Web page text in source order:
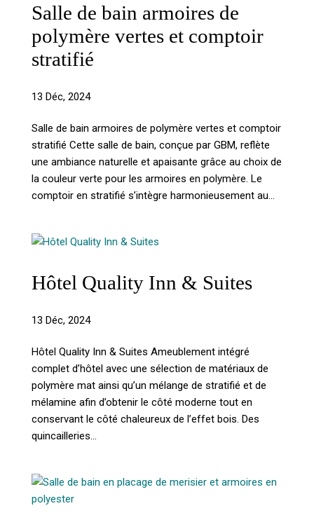
Salle de bain armoires de
polymère vertes et comptoir
stratifié
13 Déc, 2024
Salle de bain armoires de polymère vertes et comptoir
stratifié Cette salle de bain, conçue par GBM, reflète
une ambiance naturelle et apaisante grâce au choix de
la couleur verte pour les armoires en polymère. Le
comptoir en stratifié s’intègre harmonieusement au...
Hôtel Quality Inn & Suites
13 Déc, 2024
Hôtel Quality Inn & Suites Ameublement intégré
complet d’hôtel avec une sélection de matériaux de
polymère mat ainsi qu’un mélange de stratifié et de
mélamine afin d’obtenir le côté moderne tout en
conservant le côté chaleureux de l’effet bois. Des
quincailleries...